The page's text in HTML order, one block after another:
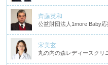
齊藤英和
公益財団法人1more Baby応
宋美玄
丸の内の森レディースク